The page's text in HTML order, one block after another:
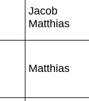
Jacob
Matthias
Matthias